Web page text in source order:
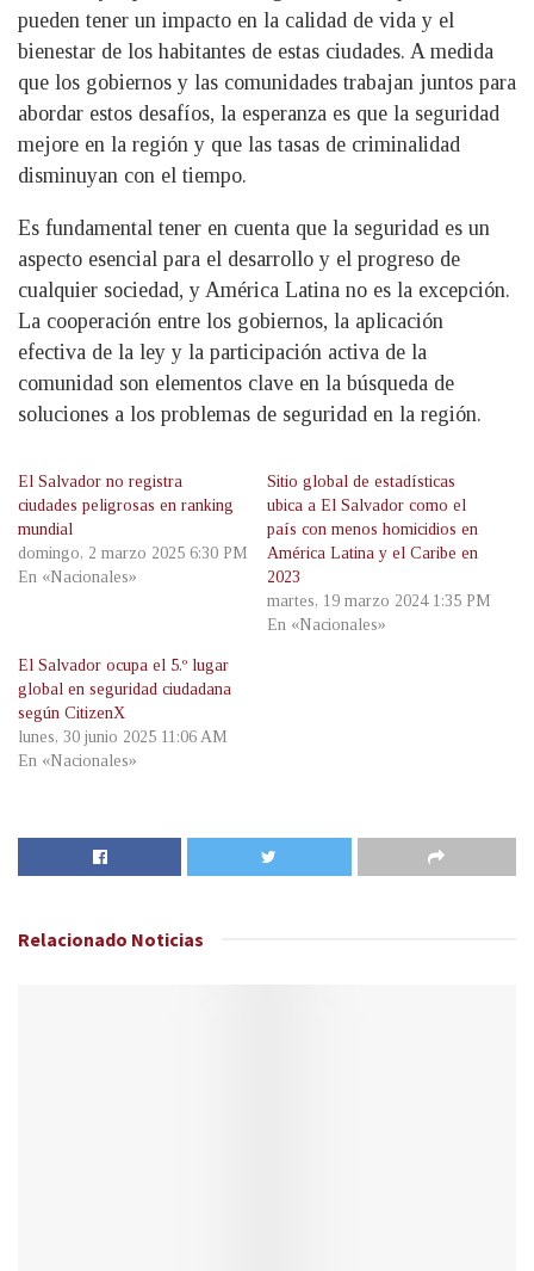
pueden tener un impacto en la calidad de vida y el
bienestar de los habitantes de estas ciudades. A medida
que los gobiernos y las comunidades trabajan juntos para
abordar estos desafíos, la esperanza es que la seguridad
mejore en la región y que las tasas de criminalidad
disminuyan con el tiempo.
Es fundamental tener en cuenta que la seguridad es un
aspecto esencial para el desarrollo y el progreso de
cualquier sociedad, y América Latina no es la excepción.
La cooperación entre los gobiernos, la aplicación
efectiva de la ley y la participación activa de la
comunidad son elementos clave en la búsqueda de
soluciones a los problemas de seguridad en la región.
El Salvador no registra
ciudades peligrosas en ranking
mundial
domingo, 2 marzo 2025 6:30 PM
En «Nacionales»
Sitio global de estadísticas
ubica a El Salvador como el
país con menos homicidios en
América Latina y el Caribe en
2023
martes, 19 marzo 2024 1:35 PM
En «Nacionales»
El Salvador ocupa el 5.º lugar
global en seguridad ciudadana
según CitizenX
lunes, 30 junio 2025 11:06 AM
En «Nacionales»
Relacionado Noticias